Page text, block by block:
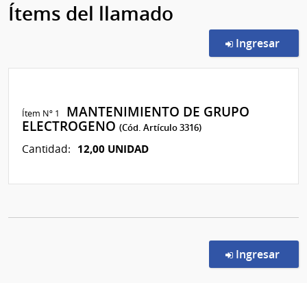
Ítems del llamado
Ingresar
Ítem Nº 1
MANTENIMIENTO DE GRUPO
ELECTROGENO(Cód. Artículo 3316)
Cantidad: 12,00 UNIDAD
Ingresar